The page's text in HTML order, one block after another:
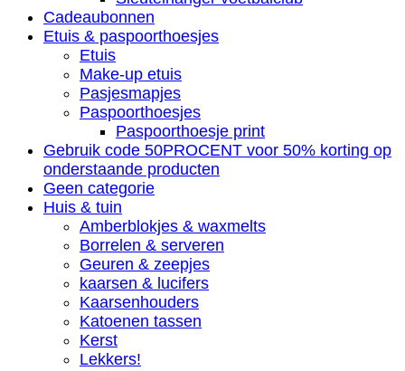
Cadeaubonnen
Etuis & paspoorthoesjes
Etuis
Make-up etuis
Pasjesmapjes
Paspoorthoesjes
Paspoorthoesje print
Gebruik code 50PROCENT voor 50% korting op
onderstaande producten
Geen categorie
Huis & tuin
Amberblokjes & waxmelts
Borrelen & serveren
Geuren & zeepjes
kaarsen & lucifers
Kaarsenhouders
Katoenen tassen
Kerst
Lekkers!